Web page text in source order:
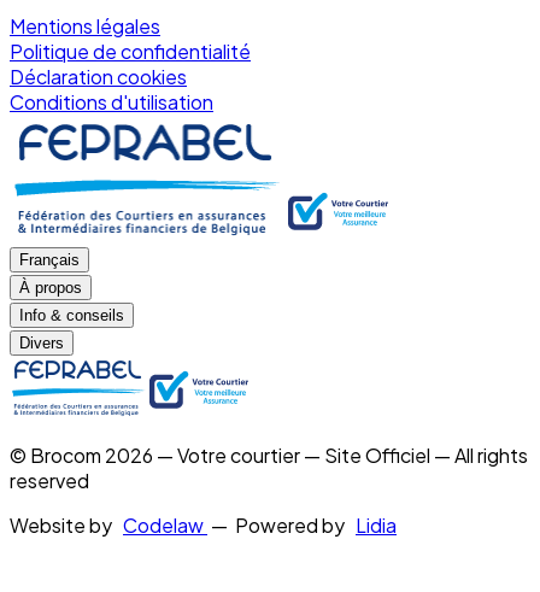
Mentions légales
Politique de confidentialité
Déclaration cookies
Conditions d'utilisation
Français
À propos
Info & conseils
Divers
© Brocom 2026 — Votre courtier — Site Officiel — All rights
reserved
Website by Codelaw — Powered by Lidia